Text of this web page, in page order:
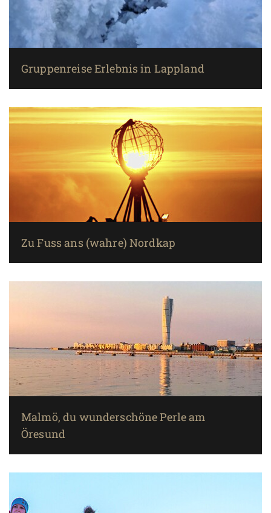
Gruppenreise Erlebnis in Lappland
Zu Fuss ans (wahre) Nordkap
Malmö, du wunderschöne Perle am
Öresund